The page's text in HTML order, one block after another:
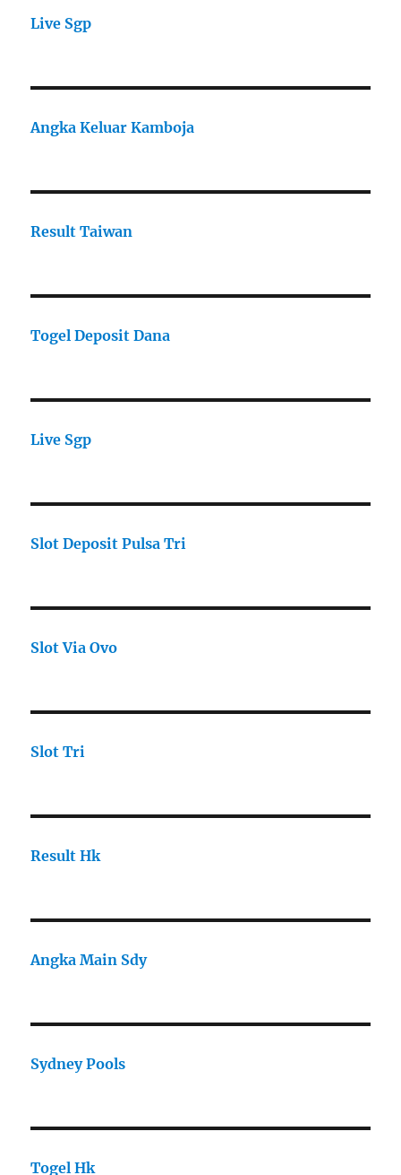
Live Sgp
Angka Keluar Kamboja
Result Taiwan
Togel Deposit Dana
Live Sgp
Slot Deposit Pulsa Tri
Slot Via Ovo
Slot Tri
Result Hk
Angka Main Sdy
Sydney Pools
Togel Hk